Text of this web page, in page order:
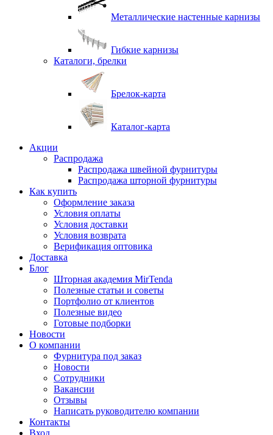
Металлические настенные карнизы
Гибкие карнизы
Каталоги, брелки
Брелок-карта
Каталог-карта
Акции
Распродажа
Распродажа швейной фурнитуры
Распродажа шторной фурнитуры
Как купить
Оформление заказа
Условия оплаты
Условия доставки
Условия возврата
Верификация оптовика
Доставка
Блог
Шторная академия MirTenda
Полезные статьи и советы
Портфолио от клиентов
Полезные видео
Готовые подборки
Новости
О компании
Фурнитура под заказ
Новости
Сотрудники
Вакансии
Отзывы
Написать руководителю компании
Контакты
Вход